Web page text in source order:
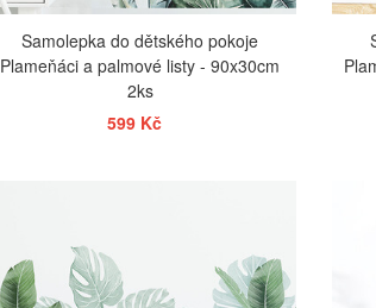
Samolepka do dětského pokoje
Plameňáci a palmové listy - 90x30cm
2ks
599 Kč